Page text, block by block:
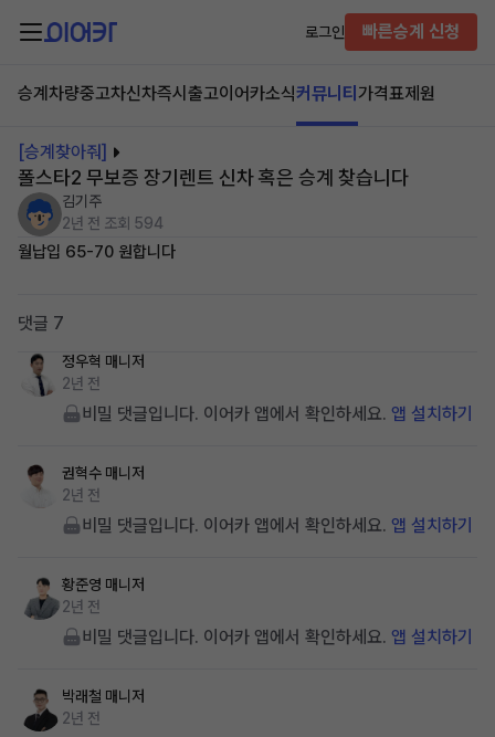
로그인 빠른승계 신청
승계차량중고차신차즉시출고이어카소식커뮤니티 가격표제원
[승계찾아줘]
폴스타2 무보증 장기렌트 신차 혹은 승계 찾습니다
김기주
2년 전 조회 594
월납입 65-70 원합니다
댓글 7
정우혁 매니저
2년 전
비밀 댓글입니다. 이어카 앱에서 확인하세요. 앱 설치하기
권혁수 매니저
2년 전
비밀 댓글입니다. 이어카 앱에서 확인하세요. 앱 설치하기
황준영 매니저
2년 전
비밀 댓글입니다. 이어카 앱에서 확인하세요. 앱 설치하기
박래철 매니저
2년 전